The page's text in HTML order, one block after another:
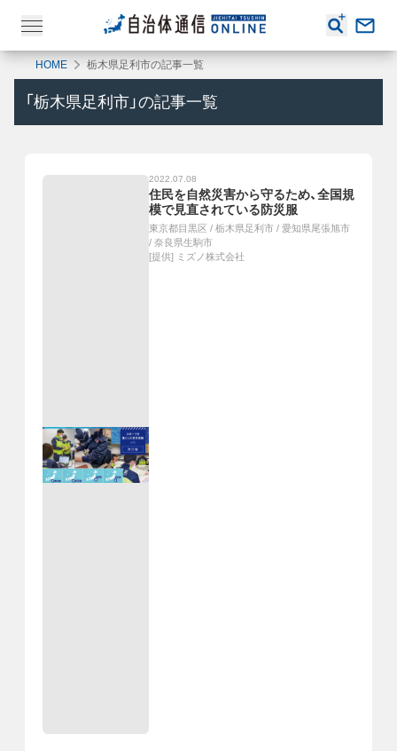
HOME 栃木県足利市の記事一覧
「 栃木県足利市 」の記事一覧
2022.07.08
住民を自然災害から守るため、全国規
模で見直されている防災服
東京都目黒区 / 栃木県足利市 / 愛知県尾張旭市
/ 奈良県生駒市
[提供] ミズノ株式会社